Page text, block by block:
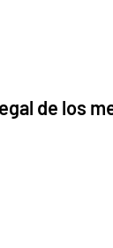
de los